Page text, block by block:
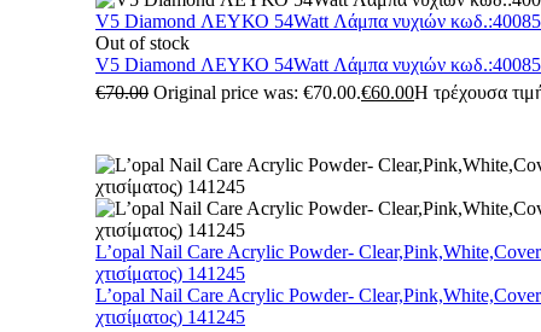
V5 Diamond ΛΕΥΚΟ 54Watt Λάμπα νυχιών
Out of stock
V5 Diamond ΛΕΥΚΟ 54Watt Λάμπα νυχιών
€70.00 Original price was: €70.00.€60.00Η τρέχουσα
L’opal Nail Care Acrylic Powder-
χτισίματος) 141245
L’opal Nail Care Acrylic Powder-
χτισίματος) 141245